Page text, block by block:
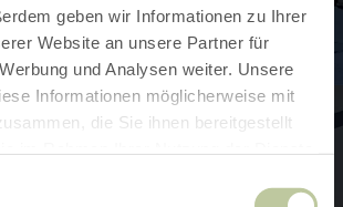
geben wir Informationen zu Ihrer
Website an unsere Partner für
und Analysen weiter. Unsere
Informationen möglicherweise mit
die Sie ihnen bereitgestellt